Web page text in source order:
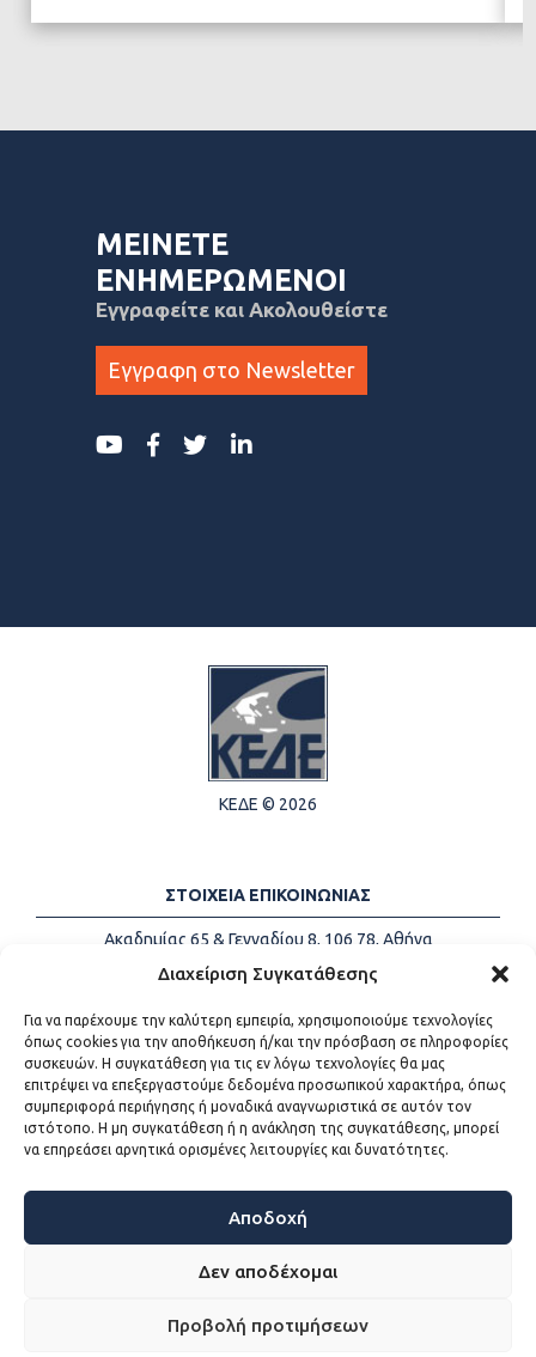
Διαχείριση Συγκατάθεσης
Για να παρέχουμε την καλύτερη εμπειρία, χρησιμοποιούμε τεχνολογίες
όπως cookies για την αποθήκευση ή/και την πρόσβαση σε πληροφορίες
συσκευών. Η συγκατάθεση για τις εν λόγω τεχνολογίες θα μας
επιτρέψει να επεξεργαστούμε δεδομένα προσωπικού χαρακτήρα, όπως
συμπεριφορά περιήγησης ή μοναδικά αναγνωριστικά σε αυτόν τον
ιστότοπο. Η μη συγκατάθεση ή η ανάκληση της συγκατάθεσης, μπορεί
να επηρεάσει αρνητικά ορισμένες λειτουργίες και δυνατότητες.
Αποδοχή
Δεν αποδέχομαι
Προβολή προτιμήσεων
ΜΕΙΝΕΤΕ
ΕΝΗΜΕΡΩΜΕΝΟΙ
Εγγραφείτε και Ακολουθείστε
Εγγραφη στο Newsletter
ΚΕΔΕ © 2026
ΣΤΟΙΧΕΙΑ ΕΠΙΚΟΙΝΩΝΙΑΣ
Ακαδημίας 65 & Γενναδίου 8, 106 78, Αθήνα
Τηλέφωνα:
+30 213-2147500
Email:
info@kede.gr
ΧΡΗΣΙΜΟΙ ΣΥΝΔΕΣΜΟΙ
Η ΚΕΔΕ
Sitemap
Προσβασιμότητα
Όροι χρήσης
WEB DEVELOPMENT BY ΕΓΚΡΙΤΟΣ GROUP - ΣΥΝΕΡΓΑΣΙΑ Α.Ε.